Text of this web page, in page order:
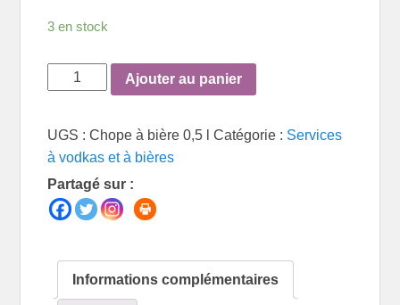
3 en stock
quantité
de
à
bière
0,5
l
Ajouter au panier
UGS :Chope à bière 0,5 l Catégorie : Services
à vodkas et à bières
Partagé sur :
Informations complémentaires